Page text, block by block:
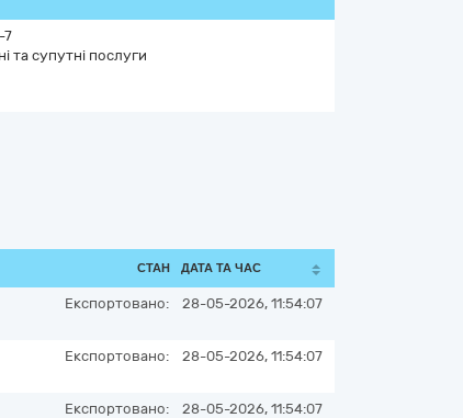
7
та супутні послуги
СТАН ДАТА ТА ЧАС
Експортовано: 28-05-2026, 11:54:07
Експортовано: 28-05-2026, 11:54:07
Експортовано: 28-05-2026, 11:54:07